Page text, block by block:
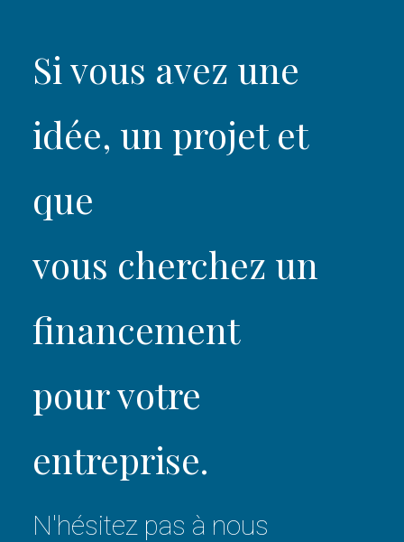
Si vous avez une
idée, un projet et
que
vous cherchez un
financement
pour votre
entreprise.
N'hésitez pas à nous